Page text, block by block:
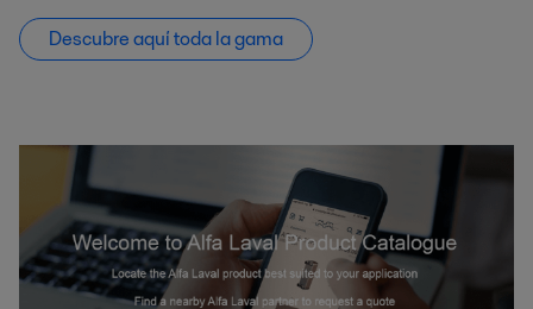
Descubre aquí toda la gama